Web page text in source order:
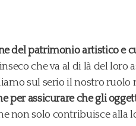
del patrimonio artistico e
che va al di là del loro
sul serio il nostro ruolo
per assicurare che gli
non solo contribuisce alla